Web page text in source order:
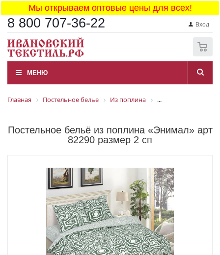
Мы открываем оптовые цены для всех!
8 800 707-36-22 Вход
МЕНЮ
Главная Постельное белье Из поплина ...
Постельное бельё из поплина «Энимал» арт
82290 размер 2 сп